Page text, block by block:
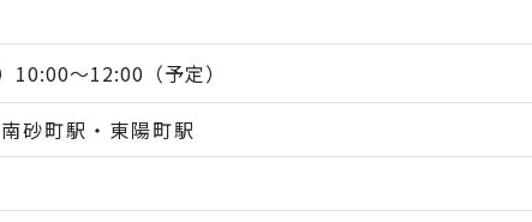
10:00～12:00（予定）
砂町駅・東陽町駅